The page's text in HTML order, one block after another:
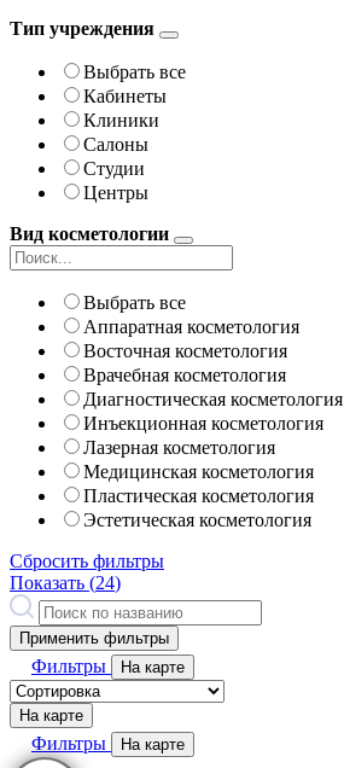
Тип учреждения
Выбрать все
Кабинеты
Клиники
Салоны
Студии
Центры
Вид косметологии
Выбрать все
Аппаратная косметология
Восточная косметология
Врачебная косметология
Диагностическая косметология
Инъекционная косметология
Лазерная косметология
Медицинская косметология
Пластическая косметология
Эстетическая косметология
Сбросить фильтры
Показать (24)
Применить фильтры
Фильтры На карте
На карте
Фильтры На карте